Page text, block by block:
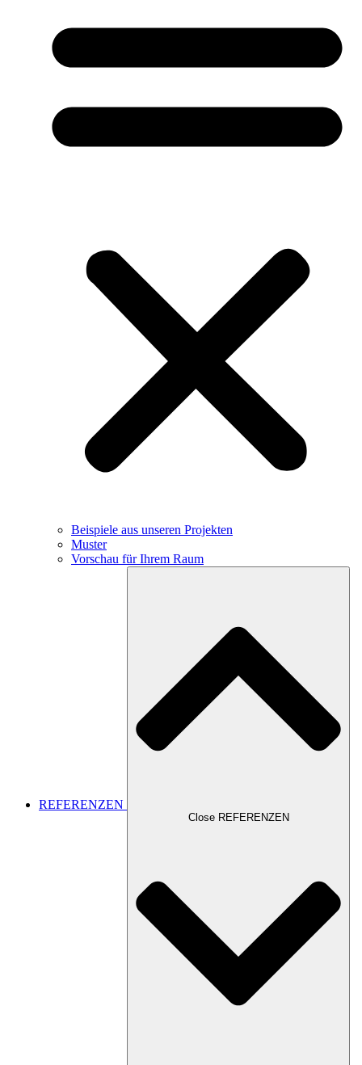
Beispiele aus unseren Projekten
Muster
Vorschau für Ihrem Raum
REFERENZEN
Close REFERENZEN